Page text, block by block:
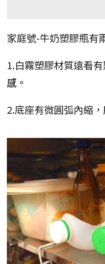
家庭號-牛奶塑膠瓶有
1.白霧塑膠材質遠看
感。
2.底座有微圓弧內縮